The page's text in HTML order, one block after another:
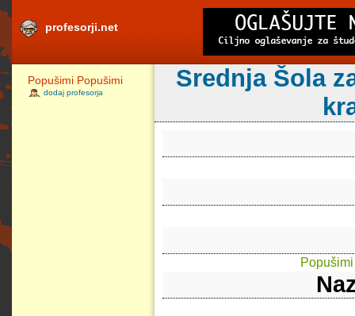
profesorji.net
Popušimi Popušimi
dodaj profesorja
Srednja Šola